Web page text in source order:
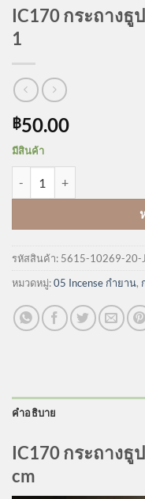
IC170 กระถางธู
1
฿50.00
มีสินค้า
รหัสสินค้า: 5615-10269-20-
หมวดหมู่:05 Incense กำยาน,
คำอธิบาย
IC170 กระถางธู
cm